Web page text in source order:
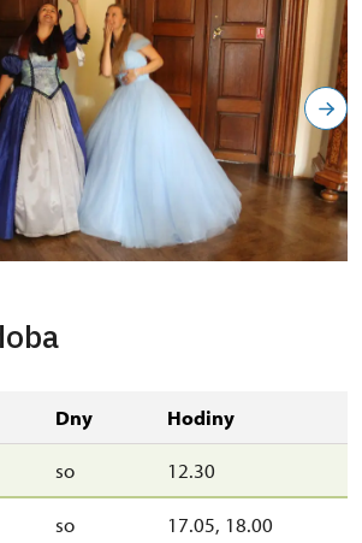
Dny Hodiny
so 12.30
so 17.05, 18.00